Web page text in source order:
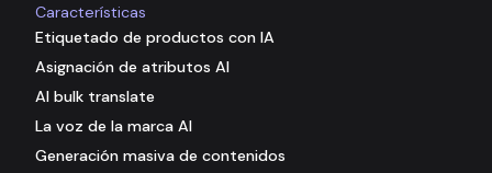
Características
Etiquetado de productos con IA
Asignación de atributos AI
AI bulk translate
La voz de la marca AI
Generación masiva de contenidos